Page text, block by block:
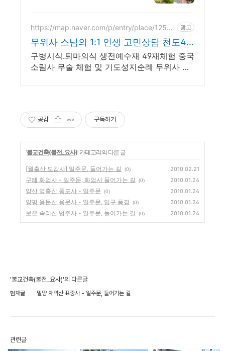
https://map.naver.com/p/entry/place/12521
광고
무위사 스님의 1:1 인생 고민상담 천도49
재 시다림
구병시식.퇴마의식 생전예수재 49재체험 중국
소림사 무술 체험 및 기도성지순례 무위사 스
공감 구독하기
'불교건축(불전_요사)' 카테고리의 다른 글
[월출산 도갑사] 일주문, 들어가는 길 (0) 2010.02.21
구례 화엄사 - 일주문, 화엄사 들어가는 길 (0) 2010.01.24
양산 영축산 통도사 - 일주문 (0) 2010.01.24
양평 용문산 용문사 - 일주문, 입구 풍경 (0) 2010.01.24
보은 속리산 법주사 - 일주문, 들어가는 길 (0) 2010.01.24
'불교건축(불전_요사)'의 다른글
현재글 밀양 재약산 표중사 - 일주문, 들어가는 길
관련글